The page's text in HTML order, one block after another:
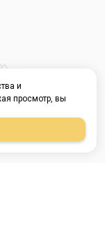
и
просмотр, вы